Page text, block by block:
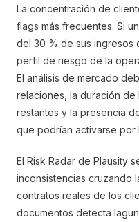
La concentración de
flags más frecuentes. Si
del 30 % de sus ingresos
perfil de riesgo de la
El análisis de mercado
relaciones, la duración de
restantes y la presencia
que podrían activarse por
El Risk Radar de Plausity
inconsistencias cruzando
contratos reales de los
documentos detecta